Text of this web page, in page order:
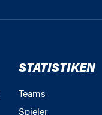
STATISTIKEN
Teams
Spieler